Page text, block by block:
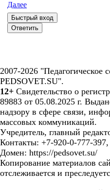
Далее
2007-2026 "Педагогическое
PEDSOVET.SU".
12+ Свидетельство о
89883 от 05.08.2025 г.
надзору в сфере связи,
массовых коммуникаций.
Учредитель, главный
Контакты: +7-920-0-777-
Домен: https://pedsovet.su/
Копирование материалов
отслеживается и